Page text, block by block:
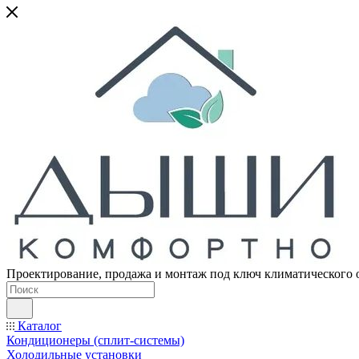
Проектирование, продажа и монтаж под ключ климатического
Каталог
Кондиционеры (сплит-системы)
Холодильные установки